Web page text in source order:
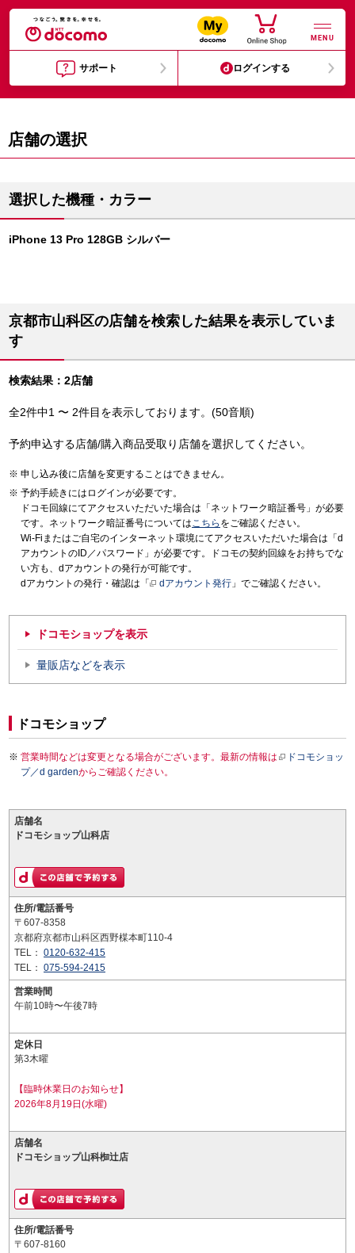
MENU
サポート ログインする
店舗の選択
選択した機種・カラー
iPhone 13 Pro 128GB シルバー
京都市山科区の店舗を検索した結果を表示していま
す
検索結果：2店舗
全2件中1 〜 2件目を表示しております。(50音順)
予約申込する店舗/購入商品受取り店舗を選択してください。
申し込み後に店舗を変更することはできません。
予約手続きにはログインが必要です。
ドコモ回線にてアクセスいただいた場合は「ネットワーク暗証番号」が必要
です。ネットワーク暗証番号についてはこちら をご確認ください。
Wi-Fiまたはご自宅のインターネット環境にてアクセスいただいた場合は「d
アカウントのID／パスワード」が必要です。ドコモの契約回線をお持ちでな
い方も、dアカウントの発行が可能です。
dアカウントの発行・確認は「
dアカウント発行 」でご確認ください。
ドコモショップを表示
量販店などを表示
ドコモショップ
営業時間などは変更となる場合がございます。最新の情報は
ドコモショッ
プ／d gardenからご確認ください。
店舗名
ドコモショップ山科店
住所/電話番号
〒607-8358
京都府京都市山科区西野楳本町110-4
TEL： 0120-632-415
TEL： 075-594-2415
営業時間
午前10時〜午後7時
定休日
第3木曜
【臨時休業日のお知らせ】
2026年8月19日(水曜)
店舗名
ドコモショップ山科椥辻店
住所/電話番号
〒607-8160